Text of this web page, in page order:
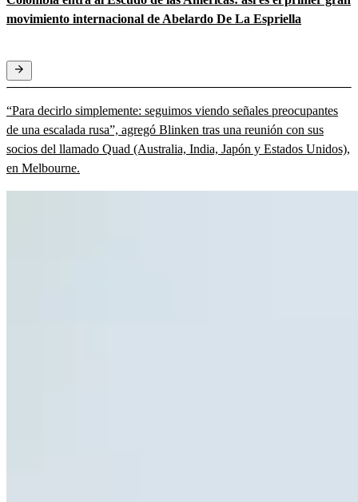
movimiento internacional de Abelardo De La Espriella
“Para decirlo simplemente: seguimos viendo señales preocupantes
de una escalada rusa”, agregó Blinken tras una reunión con sus
socios del llamado Quad (Australia, India, Japón y Estados Unidos),
en Melbourne.